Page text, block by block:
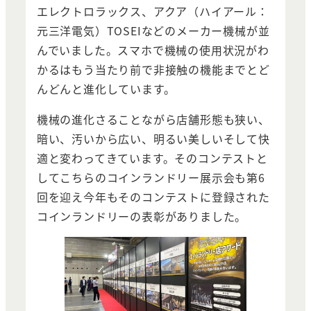
エレクトロラックス、アクア（ハイアール：
元三洋電気）TOSEIなどのメーカー機械が並
んでいました。スマホで機械の使用状況がわ
かるはもう当たり前で非接触の機能までとど
んどんと進化しています。
機械の進化さることながら店舗形態も狭い、
暗い、汚いから広い、明るい美しいそして快
適と変わってきています。そのコンテストと
してこちらのコインランドリー展示会も第6
回を迎え今年もそのコンテストに登録された
コインランドリーの表彰がありました。